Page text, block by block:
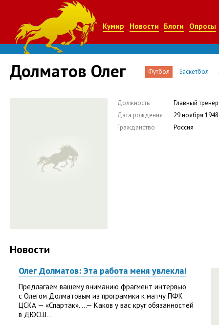
Кумир Новости Блоги Опросы
Долматов Олег Футбол Баскетбол
Должность
Главный тренер
Дата рождения
29 ноября 1948
Гражданство
Россия
Новости
Олег Долматов: Эта работа меня увлекла!
Предлагаем вашему вниманию фрагмент интервью
с Олегом Долматовым из программки к матчу ПФК
ЦСКА — «Спартак». …— Каков у вас круг обязанностей
в ДЮСШ...